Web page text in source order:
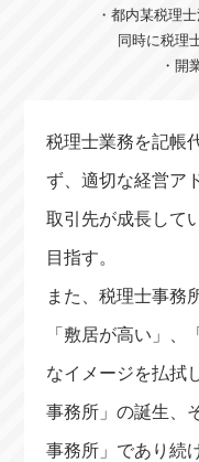
・都内某税理
同時に税理
・開
税理士業務を記帳
ず、適切な経営ア
取引先が成長して
目指す。
また、税理士事務
「敷居が高い」
なイメージを払拭
事務所」の誕生、
事務所」であり続